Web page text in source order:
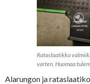
Rataslaatikko
varten. Huomaa
Alarungon ja